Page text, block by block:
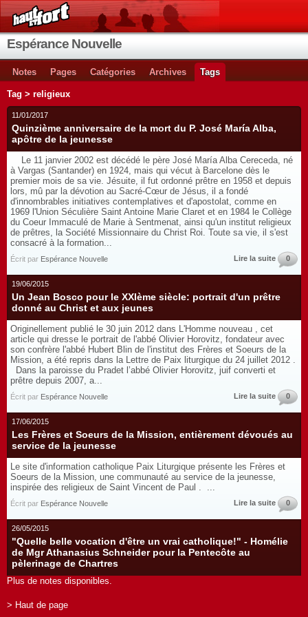
Espérance Nouvelle
Notes Pages Catégories Archives Tags
Tag > religieux
11/01/2017
Quinzième anniversaire de la mort du P. José María Alba,
apôtre de la jeunesse
Le 11 janvier 2002 est décédé le père José María Alba Cereceda, né
à Vargas (Santander) en 1924, mais qui vécut à Barcelone dès le
premier mois de sa vie. Jésuite, il fut ordonné prêtre en 1958 et depuis
lors, mû par la dévotion au Sacré-Cœur de Jésus, il a fondé
d'innombrables initiatives contemplatives et d'apostolat, comme en
1969 l'Union Séculière Saint Antoine Marie Claret et en 1984 le Collège
du Coeur Immaculé de Marie à Sentmenat, ainsi qu'un institut religieux
de prêtres, la Société Missionnaire du Christ Roi. Toute sa vie, il s'est
consacré à la formation...
Écrit par Espérance Nouvelle Lire la suite 0
19/06/2015
Un Jean Bosco pour le XXIème siècle: portrait d'un prêtre
donné au Christ et aux jeunes
Originellement publié le 30 juin 2012 dans L'Homme nouveau , cet
article qui dresse le portrait de l'abbé Olivier Horovitz, fondateur avec
son confrère l'abbé Hubert Blin de l'institut des Frères et Soeurs de la
Mission, a été repris dans la Lettre de Paix liturgique du 24 juillet 2012 .
Dans la paroisse du Pradet l’abbé Olivier Horovitz, juif converti et
prêtre depuis 2007, a...
Écrit par Espérance Nouvelle Lire la suite 0
17/06/2015
Les Frères et Soeurs de la Mission, entièrement dévoués au
service de la jeunesse
Le site d'information catholique Paix Liturgique présente les Frères et
Soeurs de la Mission, une communauté au service de la jeunesse,
inspirée des religieux de Saint Vincent de Paul . ...
Écrit par Espérance Nouvelle Lire la suite 0
26/05/2015
"Quelle belle vocation d'être un vrai catholique!" - Homélie
de Mgr Athanasius Schneider pour la Pentecôte au
pèlerinage de Chartres
Plus de notes disponibles.
> Haut de page